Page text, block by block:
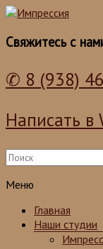
Импрессия
Школа танцев для
Свяжитесь с
✆ 8 (938)
Написать в
Меню
Главная
Наши студии